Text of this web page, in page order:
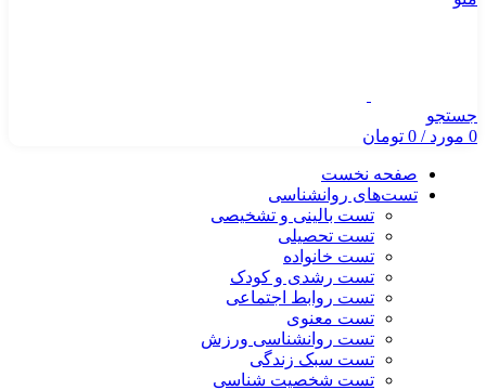
جستجو
0 مورد/
0 تومان
صفحه نخست
تست‌های روانشناسی
تست بالینی و تشخیصی
تست تحصیلی
تست خانواده
تست رشدی و کودک
تست روابط اجتماعی
تست معنوی
تست روانشناسی ورزش
تست سبک زندگی
تست شخصیت شناسی